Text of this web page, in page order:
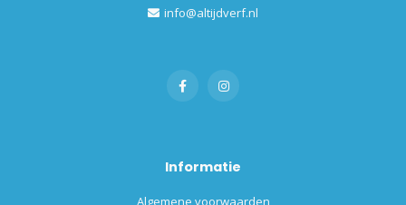
info@altijdverf.nl
Informatie
Algemene voorwaarden